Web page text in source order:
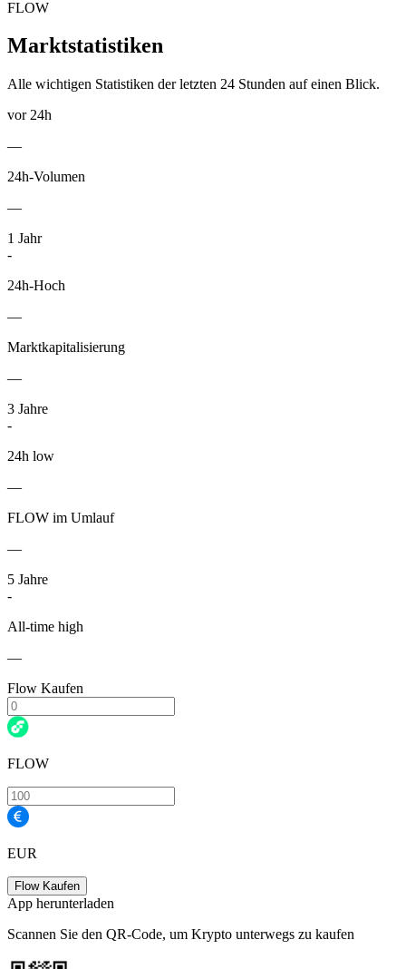
FLOW
Marktstatistiken
Alle wichtigen Statistiken der letzten 24 Stunden auf einen Blick.
vor 24h
—
24h-Volumen
—
1 Jahr
-
24h-Hoch
—
Marktkapitalisierung
—
3 Jahre
-
24h low
—
FLOW im Umlauf
—
5 Jahre
-
All-time high
—
Flow Kaufen
FLOW
EUR
Flow Kaufen
App herunterladen
Scannen Sie den QR-Code, um Krypto unterwegs zu kaufen